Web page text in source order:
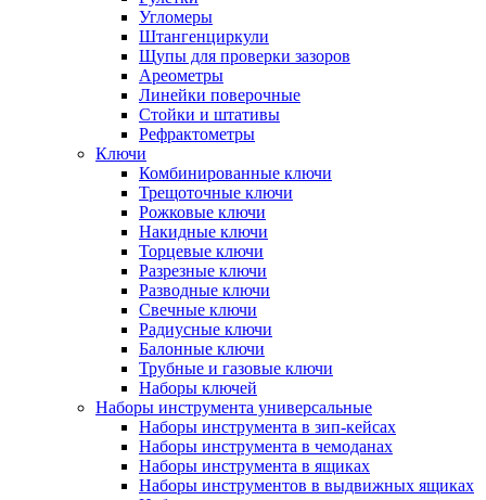
Угломеры
Штангенциркули
Щупы для проверки зазоров
Ареометры
Линейки поверочные
Стойки и штативы
Рефрактометры
Ключи
Комбинированные ключи
Трещоточные ключи
Рожковые ключи
Накидные ключи
Торцевые ключи
Разрезные ключи
Разводные ключи
Свечные ключи
Радиусные ключи
Балонные ключи
Трубные и газовые ключи
Наборы ключей
Наборы инструмента универсальные
Наборы инструмента в зип-кейсах
Наборы инструмента в чемоданах
Наборы инструмента в ящиках
Наборы инструментов в выдвижных ящиках